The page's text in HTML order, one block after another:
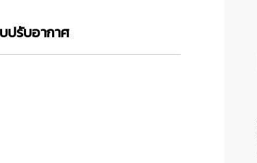
ปรับอากาศ